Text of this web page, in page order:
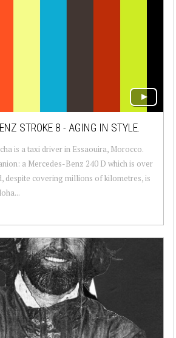
STROKE 8 - AGING IN STYLE.
is a taxi driver in Essaouira, Morocco.
a Mercedes-Benz 240 D which is over
despite covering millions of kilometres, is